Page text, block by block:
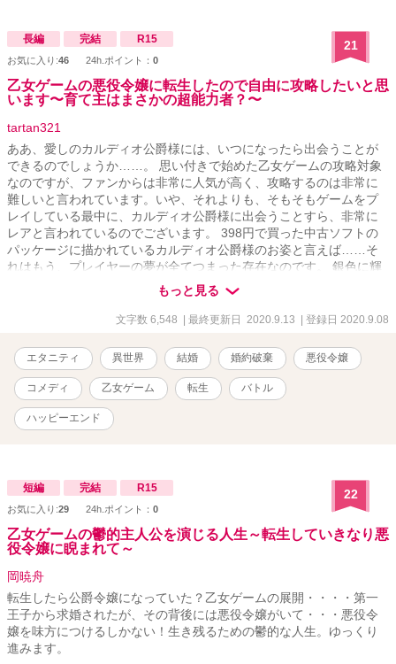
長編 完結 R15
お気に入り:46 24h.ポイント： 0
21
乙女ゲームの悪役令嬢に転生したので自由に攻略したいと思
います〜育て主はまさかの超能力者？〜
tartan321
ああ、愛しのカルディオ公爵様には、いつになったら出会うことが
できるのでしょうか……。 思い付きで始めた乙女ゲームの攻略対象
なのですが、ファンからは非常に人気が高く、攻略するのは非常に
難しいと言われています。いや、それよりも、そもそもゲームをプ
レイしている最中に、カルディオ公爵様に出会うことすら、非常に
レアと言われているのでございます。 398円で買った中古ソフトの
パッケージに描かれているカルディオ公爵様のお姿と言えば……そ
れはもう、プレイヤーの夢が全てつまった存在なのです。 銀色に輝
く髪を風に靡かせて、世界の守護者たる姿、そして、世界で一番強
いと分かっていながらも、自らの務め、即ち、皇帝の側近として仕
える日々を送っているのです。まあ、普通のゲームならば、下克上
うですが、このゲームにはそういう話がないのです。ある意味、シ
リアスと言いますか、どんでん返しはないのでございます。 転生し
た成れの果ては、乙女ゲームに登場する悪役令嬢？ まあ、それなら
ば自由に生きたいと思います！
もっと見る
文字数 6,548 | 最終更新日 2020.9.13 | 登録日 2020.9.08
エタニティ 異世界 結婚 婚約破棄 悪役令嬢
コメディ 乙女ゲーム 転生 バトル
ハッピーエンド
短編 完結 R15
お気に入り:29 24h.ポイント： 0
22
乙女ゲームの鬱的主人公を演じる人生～転生していきなり悪
役令嬢に睨まれて～
岡暁舟
転生したら公爵令嬢になっていた？乙女ゲームの展開・・・・第一
王子から求婚されたが、その背後には悪役令嬢がいて・・・悪役令
嬢を味方につけるしかない！生き残るための鬱的な人生。ゆっくり
進みます。